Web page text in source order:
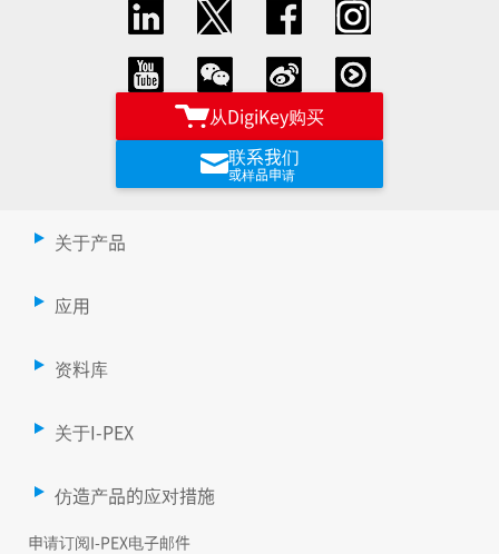
从DigiKey购买
联系我们
或样品申请
关于产品
应用
资料库
关于I-PEX
仿造产品的应对措施
申请订阅I-PEX电子邮件